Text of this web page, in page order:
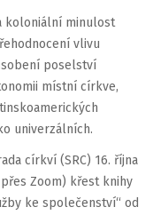
koloniální minulost
vlivu
poselství
místní církve,
univerzálních.
církví (SRC) 16. října
Zoom) křest knihy
ke společenství“ od